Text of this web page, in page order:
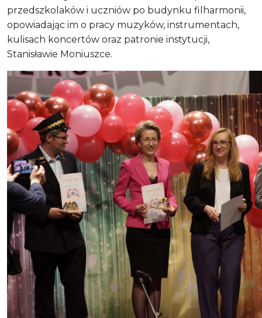
przedszkolaków i uczniów po budynku filharmonii,
opowiadając im o pracy muzyków, instrumentach,
kulisach koncertów oraz patronie instytucji,
Stanisławie Moniuszce.